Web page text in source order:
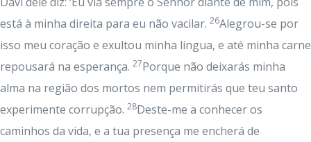
está à minha direita para eu não vacilar. 26Alegrou-se por
isso meu coração e exultou minha língua, e até minha carne
repousará na esperança. 27Porque não deixarás minha
alma na região dos mortos nem permitirás que teu santo
experimente corrupção. 28Deste-me a conhecer os
caminhos da vida, e a tua presença me encherá de